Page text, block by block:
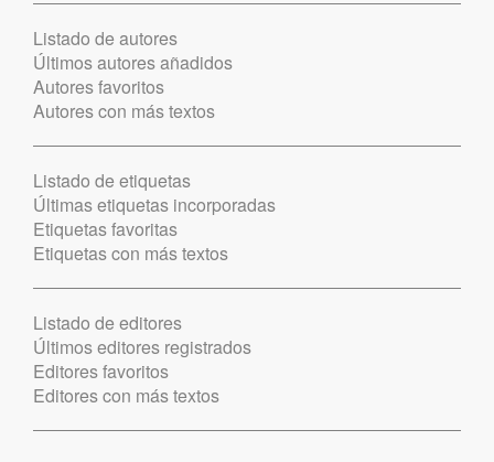
Listado de autores
Últimos autores añadidos
Autores favoritos
Autores con más textos
Listado de etiquetas
Últimas etiquetas incorporadas
Etiquetas favoritas
Etiquetas con más textos
Listado de editores
Últimos editores registrados
Editores favoritos
Editores con más textos